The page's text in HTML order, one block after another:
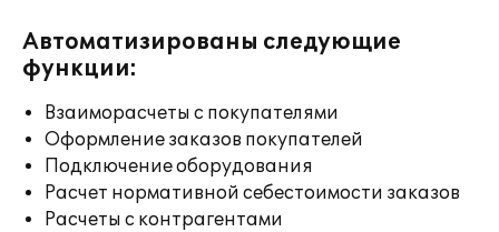
Автоматизированы следующие
функции:
Взаиморасчеты с покупателями
Оформление заказов покупателей
Подключение оборудования
Расчет нормативной себестоимости заказов
Расчеты с контрагентами